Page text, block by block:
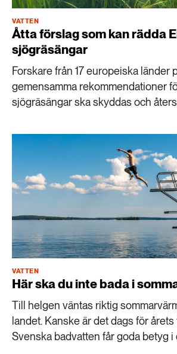
Vatten
Mat & jordbruk
262 ARTIKLAR
Skog
360 ARTIKLAR
Social hållbarhet
189 ARTIKLAR
473 ARTIKLAR
VATTEN
Åtta förslag som kan rädda
sjögräsängar
Forskare från 17 europeiska länder
gemensamma rekommendationer
sjögräsängar ska skyddas och
Moksnes, professor på
vetenskaper vid Göteborgs
VATTEN
Här ska du inte bada i
Till helgen väntas riktig
landet. Kanske är det dags för
Svenska badvatten får goda betyg i